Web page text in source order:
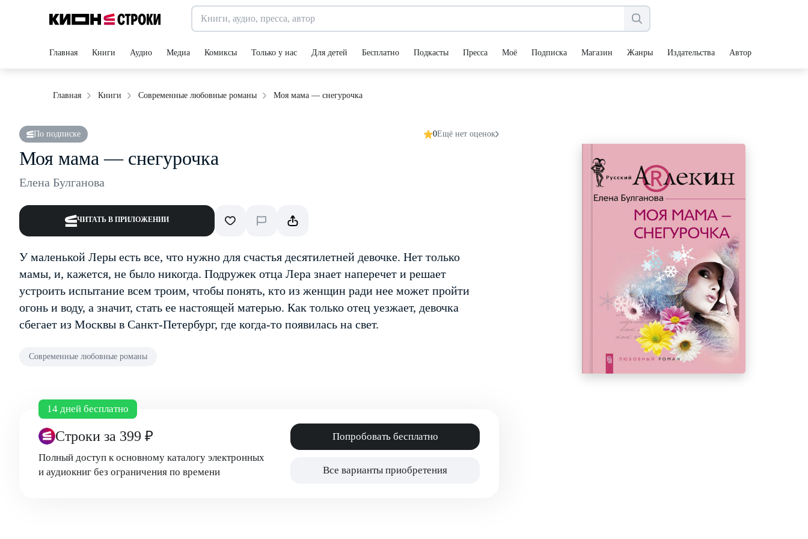
Главная Книги Аудио Медиа Комиксы Только у нас Для детей Бесплатно Подкасты Пресса Моё Подписка Магазин Жанры Издательства Авторы
Главная Книги Современные любовные романы Моя мама — снегурочка
По подписке 0Ещё нет оценок
Моя мама — снегурочка
Елена Булганова
ЧИТАТЬ В ПРИЛОЖЕНИИ
У маленькой Леры есть все, что нужно для счастья десятилетней девочке. Нет только
мамы, и, кажется, не было никогда. Подружек отца Лера знает наперечет и решает
устроить испытание всем троим, чтобы понять, кто из женщин ради нее может пройти
огонь и воду, а значит, стать ее настоящей матерью. Как только отец уезжает, девочка
сбегает из Москвы в Санкт-Петербург, где когда-то появилась на свет.
Современные любовные романы
14 дней бесплатно
Строки за 399 ₽
Полный доступ к основному каталогу электронных
и аудиокниг без ограничения по времени
Попробовать бесплатно
Все варианты приобретения